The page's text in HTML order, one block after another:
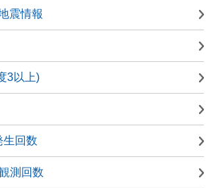
震情報
3以上)
生回数
測回数